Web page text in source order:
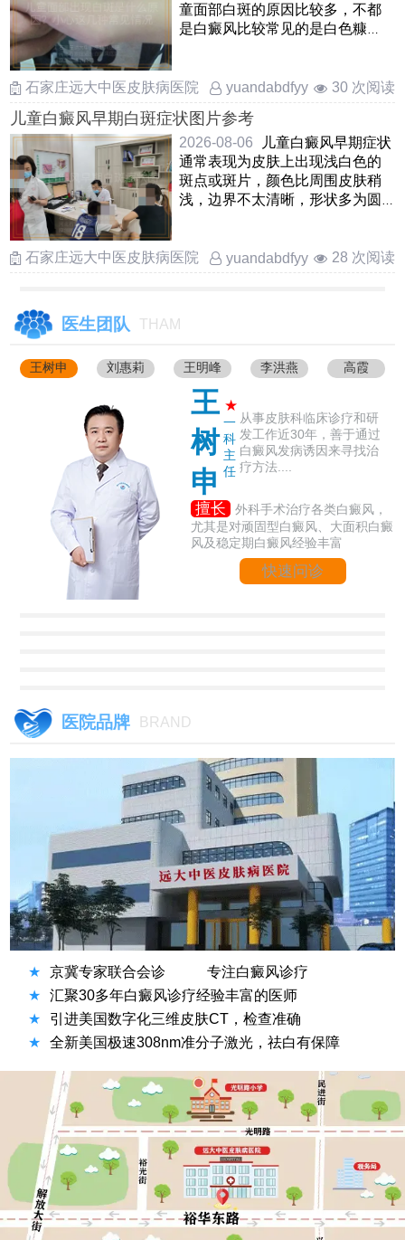
童面部白斑的原因比较多，不都
是白癜风比较常见的是白色糠
石家庄远大中医皮肤病医院
yuandabdfyy 30 次阅读
儿童白癜风早期白斑症状图片参考
2026-08-06
儿童白癜风早期症状
通常表现为皮肤上出现浅白色的
斑点或斑片，颜色比周围皮肤稍
浅，边界不太清晰，形状多为圆
石家庄远大中医皮肤病医院 yuandabdfyy 28 次阅读
医生团队 THAM
王树申 刘惠莉 王明峰 李洪燕 高霞
王
树
申
★
一
科
主
任
从事皮肤科临床诊疗和研
发工作近30年，善于通过
白癜风发病诱因来寻找治
疗方法....
擅长
外科手术治疗各类白癜风，
尤其是对顽固型白癜风、大面积白癜
风及稳定期白癜风经验丰富
快速问诊
医院品牌 BRAND
★ 京冀专家联合会诊
专注白癜风诊疗
★
汇聚30多年白癜风诊疗经验丰富的医师
★
引进美国数字化三维皮肤CT，检查准确
★
全新美国极速308nm准分子激光，祛白有保障